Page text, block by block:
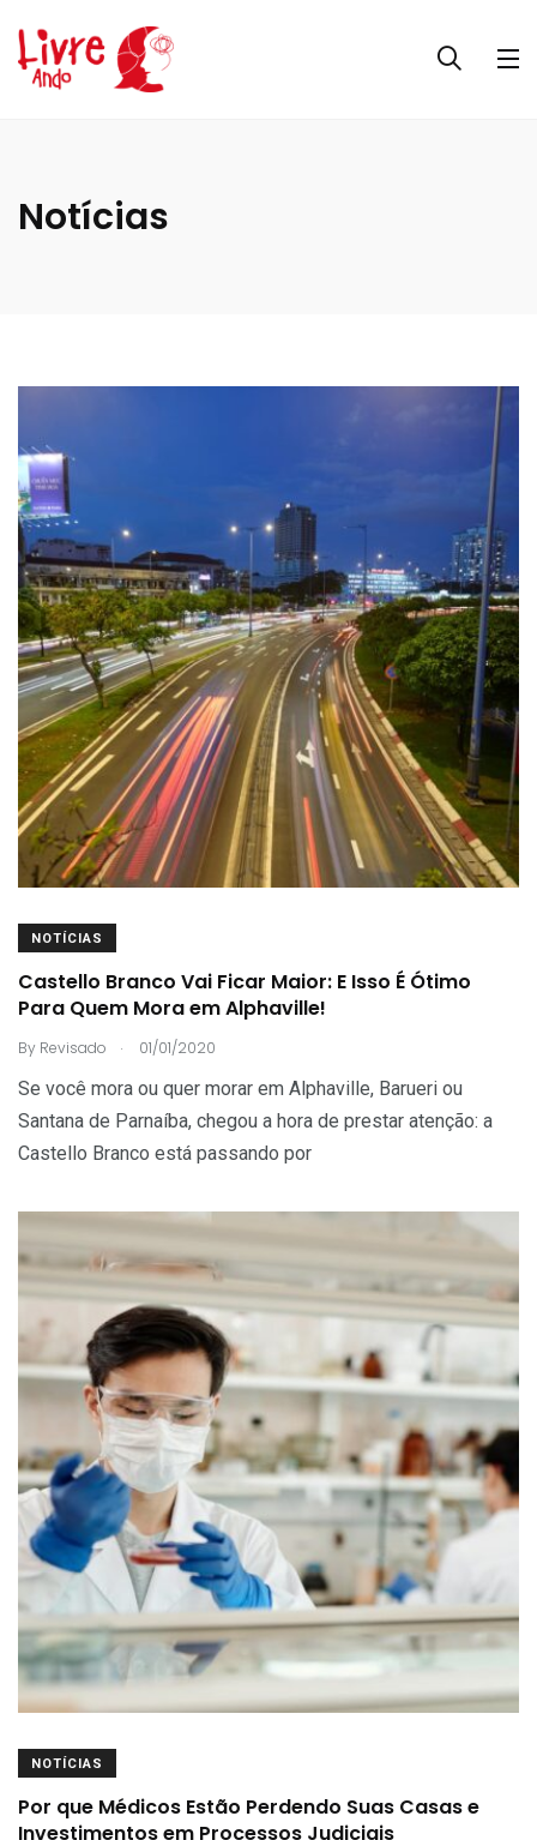
Notícias
NOTÍCIAS
Castello Branco Vai Ficar Maior: E Isso É Ótimo
Para Quem Mora em Alphaville!
By Revisado . 01/01/2020
Se você mora ou quer morar em Alphaville, Barueri ou
Santana de Parnaíba, chegou a hora de prestar atenção: a
Castello Branco está passando por
NOTÍCIAS
Por que Médicos Estão Perdendo Suas Casas e
Investimentos em Processos Judiciais